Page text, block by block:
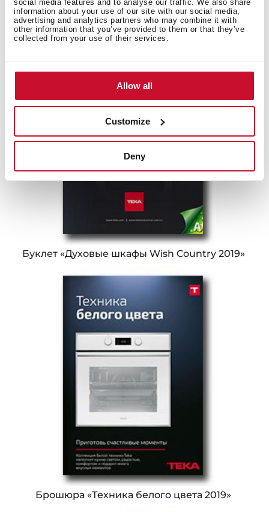
social media features and to analyse our traffic. We also share
information about your use of our site with our social media,
advertising and analytics partners who may combine it with
other information that you’ve provided to them or that they’ve
collected from your use of their services.
Allow all
Customize
Deny
Буклет «Варочные панели Газ на стекле с
технологией ExactFlame»
Буклет «Духовые шкафы Wish Country 2019»
Брошюра «Техника белого цвета 2019»